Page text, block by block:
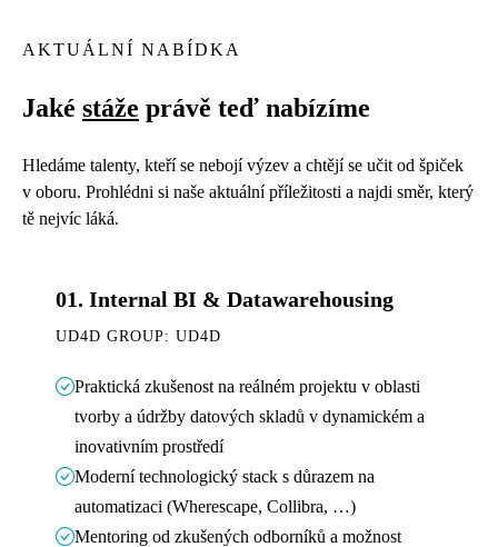
AKTUÁLNÍ NABÍDKA
Jaké stáže právě teď nabízíme
Hledáme talenty, kteří se nebojí výzev a chtějí se učit od špiček
v oboru. Prohlédni si naše aktuální příležitosti a najdi směr, který
tě nejvíc láká.
01. Internal BI & Datawarehousing
UD4D GROUP: UD4D
Praktická zkušenost na reálném projektu v oblasti
tvorby a údržby datových skladů v dynamickém a
inovativním prostředí
Moderní technologický stack s důrazem na
automatizaci (Wherescape, Collibra, …)
Mentoring od zkušených odborníků a možnost